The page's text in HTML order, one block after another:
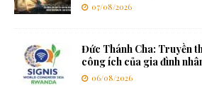
07/08/2026
Đức Thánh Cha: Truyền
công ích của gia đình
06/08/2026